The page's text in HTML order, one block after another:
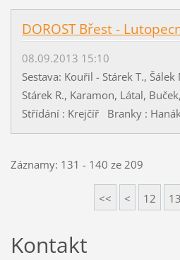
DOROST Břest -
08.09.2013 15:10
Sestava: Kouřil - Stárek T.,
Stárek R., Karamon, Látal,
Střídání : Krejčíř Branky :
Záznamy: 131 - 140 ze 209
<< < 12 13
Kontakt